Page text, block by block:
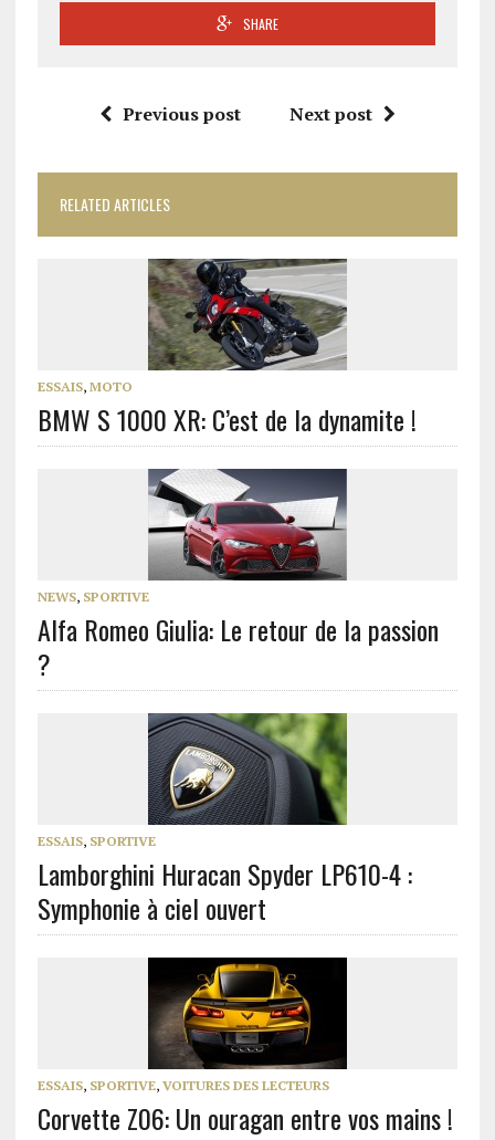
SHARE
Previous post Next post
RELATED ARTICLES
ESSAIS, MOTO
BMW S 1000 XR: C’est de la dynamite !
NEWS, SPORTIVE
Alfa Romeo Giulia: Le retour de la passion
?
ESSAIS, SPORTIVE
Lamborghini Huracan Spyder LP610-4 :
Symphonie à ciel ouvert
ESSAIS, SPORTIVE, VOITURES DES LECTEURS
Corvette Z06: Un ouragan entre vos mains !